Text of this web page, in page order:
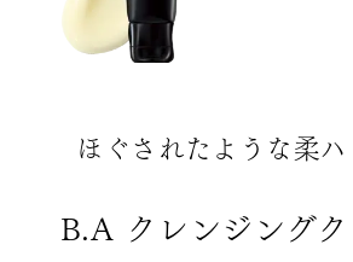
ほ ぐ さ れた よ う な 柔ハ
B.A ク レ ン ジ ン グク